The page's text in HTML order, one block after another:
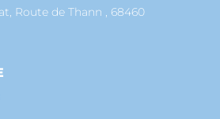
Route de Thann , 68460